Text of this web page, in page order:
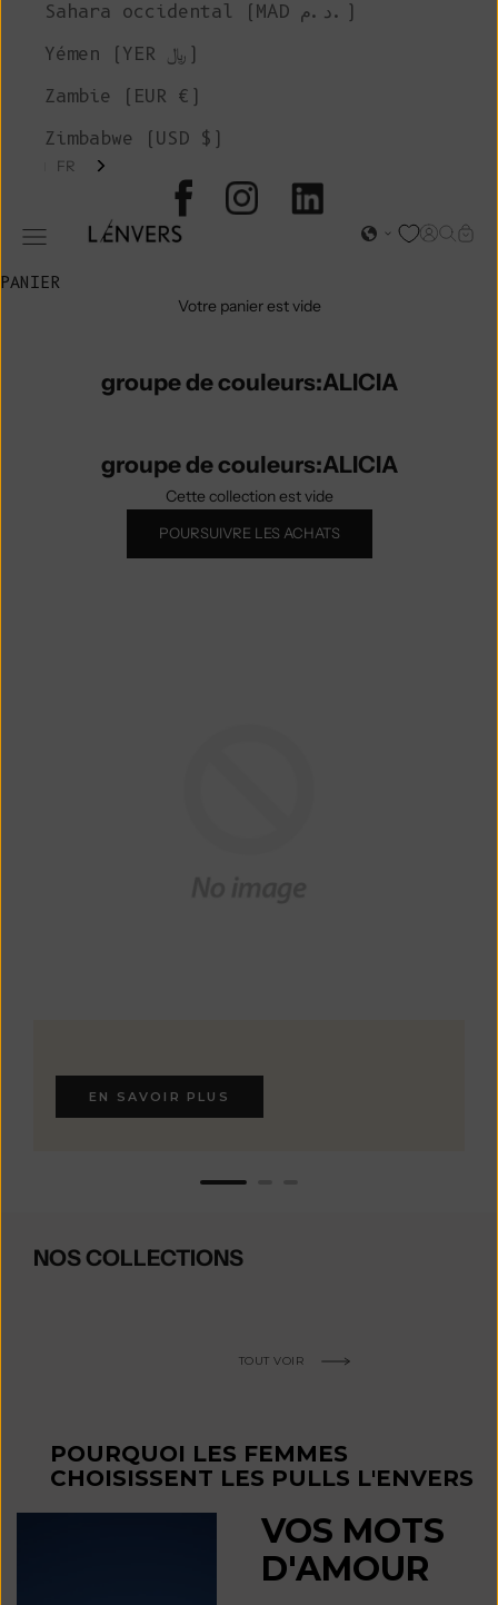
L'ENVERS
Ouvrir le menu de navigation Page
Sahara occidental (MAD د.م.)
Yémen (YER ﷼)
Zambie (EUR €)
Zimbabwe (USD $)
FR
PANIER
Votre panier est vide
groupe de couleurs:ALICIA
groupe de couleurs:ALICIA
Cette collection est vide
POURSUIVRE LES ACHATS
EN SAVOIR PLUS
NOS COLLECTIONS
TOUT VOIR
POURQUOI LES FEMMES
CHOISISSENT LES PULLS L'ENVERS
VOS MOTS
D'AMOUR